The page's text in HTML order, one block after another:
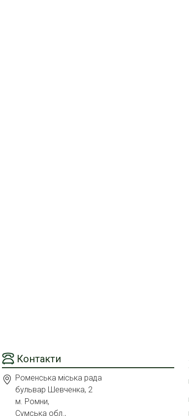
Контакти
Роменська міська рада
бульвар Шевченка, 2
м. Ромни,
Сумська обл.,